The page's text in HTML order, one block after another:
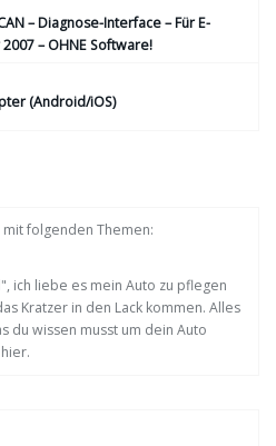
– Diagnose-Interface – Für E-
– OHNE Software!
(Android/iOS)
folgenden Themen:
ich liebe es mein Auto zu pflegen
Kratzer in den Lack kommen. Alles
du wissen musst um dein Auto